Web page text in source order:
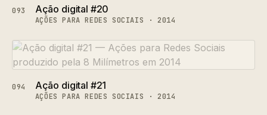
093 Ação digital #20
AÇÕES PARA REDES SOCIAIS · 2014
094 Ação digital #21
AÇÕES PARA REDES SOCIAIS · 2014